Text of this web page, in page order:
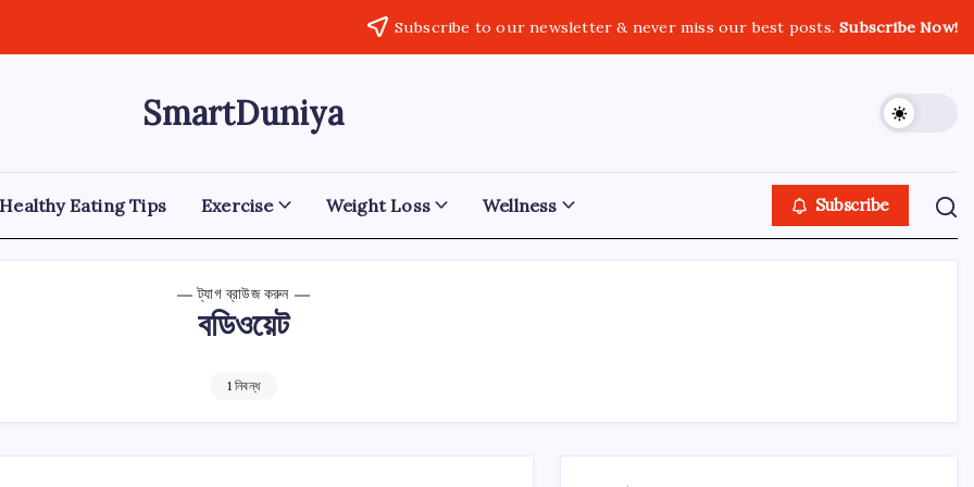
Subscribe to our newsletter & never miss our best posts.Subscribe Now!
SmartDuniya
Be
Happy
Life
with
health
tips.
Healthy Eating Tips Exercise Weight Loss Wellness Subscribe
ট্যাগ ব্রাউজ করুন
বডিওয়েট
1 নিবন্ধ